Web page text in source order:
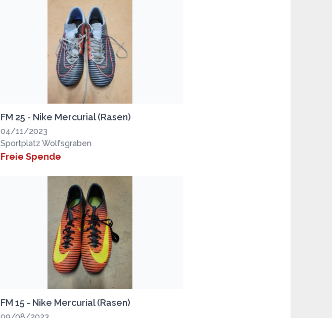
FM 25 - Nike Mercurial (Rasen)
04/11/2023
Sportplatz Wolfsgraben
Freie Spende
FM 15 - Nike Mercurial (Rasen)